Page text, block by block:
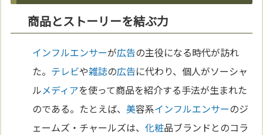
商品とストーリーを結ぶ力
インフルエンサーが広告の主役になる時代が訪れ
た。 テレビや雑誌の広告に代わり、個人がソーシャ
ルメディアを使って商品を紹介する手法が生まれた
のである。たとえば、美容系インフルエンサーのジ
ェームズ・チャールズは、化粧品ブランドとのコラ